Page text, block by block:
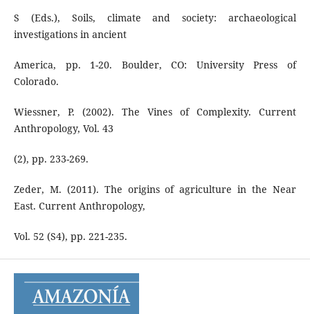
S (Eds.), Soils, climate and society: archaeological
investigations in ancient
America, pp. 1-20. Boulder, CO: University Press of
Colorado.
Wiessner, P. (2002). The Vines of Complexity. Current
Anthropology, Vol. 43
(2), pp. 233-269.
Zeder, M. (2011). The origins of agriculture in the Near
East. Current Anthropology,
Vol. 52 (S4), pp. 221-235.